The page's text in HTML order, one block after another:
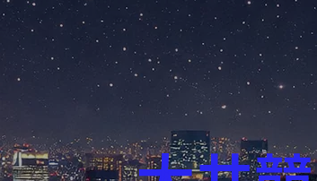
あなたの所属部屋を探そう！